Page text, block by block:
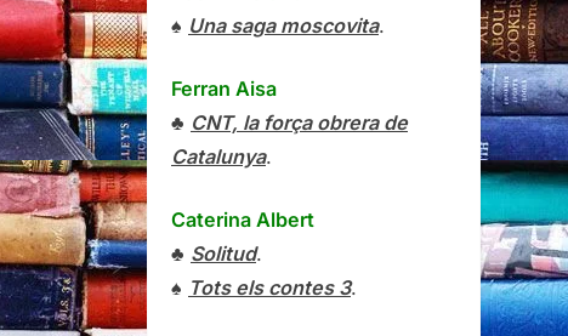
♠ Una saga moscovita.
Ferran Aisa
♣ CNT, la força obrera de
Catalunya.
Caterina Albert
♣ Solitud.
♠ Tots els contes 3.